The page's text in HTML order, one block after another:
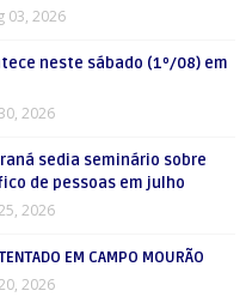
03, 2026
neste sábado (1º/08) em
2026
sedia seminário sobre
de pessoas em julho
2026
EM CAMPO MOURÃO
2026